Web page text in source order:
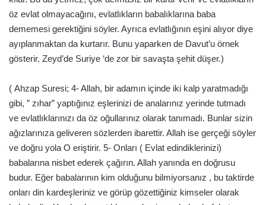
öz evlat olmayacağını, evlatlıkların babalıklarına baba
dememesi gerektiğini söyler. Ayrıca evlatlığının eşini alıyor diye
ayıplanmaktan da kurtarır. Bunu yaparken de Davut’u örnek
gösterir. Zeyd’de Suriye ‘de zor bir savaşta şehit düşer.)
( Ahzap Suresi; 4- Allah, bir adamın içinde iki kalp yaratmadığı
gibi, ” zıhar” yaptığınız eşlerinizi de analarınız yerinde tutmadı
ve evlatlıklarınızı da öz oğullarınız olarak tanımadı. Bunlar sizin
ağızlarınıza geliveren sözlerden ibarettir. Allah ise gerçeği söyler
ve doğru yola O eriştirir. 5- Onları ( Evlat edindiklerinizi)
babalarına nisbet ederek çağırın. Allah yanında en doğrusu
budur. Eğer babalarının kim olduğunu bilmiyorsanız , bu taktirde
onları din kardeşleriniz ve görüp gözettiğiniz kimseler olarak